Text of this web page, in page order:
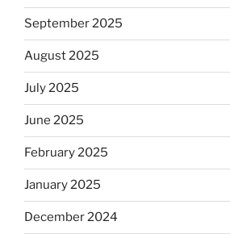
September 2025
August 2025
July 2025
June 2025
February 2025
January 2025
December 2024